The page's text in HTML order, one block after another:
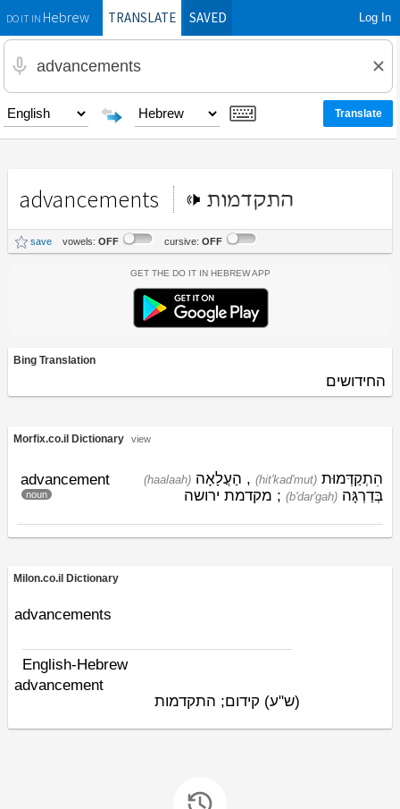
DO IT INHebrewTRANSLATE SAVED Log In
advancements התקדמות
save vowels: OFF cursive: OFF
Get the Do It In Hebrew App
Bing Translation
החידושים
Morfix.co.il Dictionary view
advancement
noun
(hit'kad'mut) הִתְקַדְּמוּת ,
(haalaah) הַעֲלָאָה
(b'dar'gah) בְּדַרְגָּה ; מקדמת ירושה
Milon.co.il Dictionary
advancements
English-Hebrew
advancement
(ש"ע) קידום; התקדמות